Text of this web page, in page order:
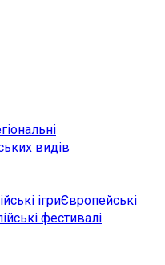
видів
ігриЄвропейські
фестивалі